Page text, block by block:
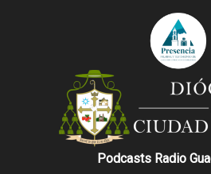
Podcasts Radio